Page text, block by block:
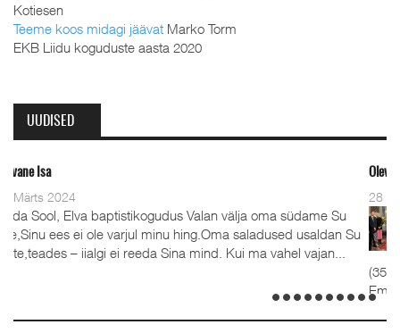
Kotiesen
Teeme koos midagi jäävat Marko Torm
EKB Liidu koguduste aasta 2020
UUDISED
Valan välja oma südame Su
minu hing.Oma saladused usaldan Su
reeda Sina mind. Kui ma vahel vajan...
Oleviste kahe pastori
Detsember
koguduses
(35), kelle kõrval
Emilia. Ordineerimine